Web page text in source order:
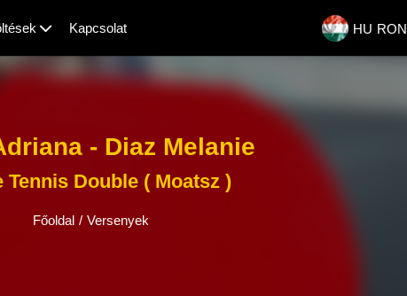
Kapcsolat HU RON
- Diaz Melanie
Tennis Double ( Moatsz )
Főoldal / Versenyek